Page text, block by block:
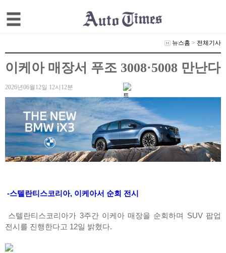
뉴스홈 > 전체기사
이케아 매장서 푸조 3008·5008 만난다
2026년06월12일 12시12분
-스텔란티스코리아, 이케아서 순회 전시
스텔란티스코리아가 3주간 이케아 매장을 순회하며 SUV 팝업
전시를 진행한다고 12일 밝혔다.